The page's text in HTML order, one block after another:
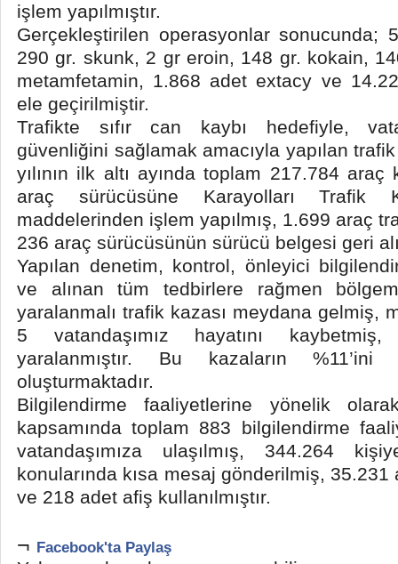
işlem yapılmıştır.
Gerçekleştirilen operasyonlar sonucunda;
290 gr. skunk, 2 gr eroin, 148 gr. kokain,
metamfetamin, 1.868 adet extacy ve
ele geçirilmiştir.
Trafikte sıfır can kaybı hedefiyle,
güvenliğini sağlamak amacıyla yapılan
yılının ilk altı ayında toplam 217.784
araç sürücüsüne Karayolları Trafik
maddelerinden işlem yapılmış, 1.699 araç
236 araç sürücüsünün sürücü belgesi geri
Yapılan denetim, kontrol, önleyici
ve alınan tüm tedbirlere rağmen
yaralanmalı trafik kazası meydana gelmiş,
5 vatandaşımız hayatını kaybetmiş,
yaralanmıştır. Bu kazaların %11’ini
oluşturmaktadır.
Bilgilendirme faaliyetlerine yönelik
kapsamında toplam 883 bilgilendirme
vatandaşımıza ulaşılmış, 344.264
konularında kısa mesaj gönderilmiş, 35.231
ve 218 adet afiş kullanılmıştır.
¬ Facebook'ta Paylaş